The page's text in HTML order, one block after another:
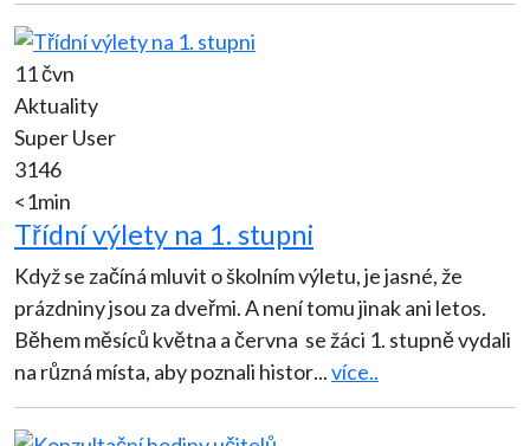
11 čvn
Aktuality
Super User
3146
<1min
Třídní výlety na 1. stupni
Když se začíná mluvit o školním výletu, je jasné, že
prázdniny jsou za dveřmi. A není tomu jinak ani letos.
Během měsíců května a června se žáci 1. stupně vydali
na různá místa, aby poznali histor...více..